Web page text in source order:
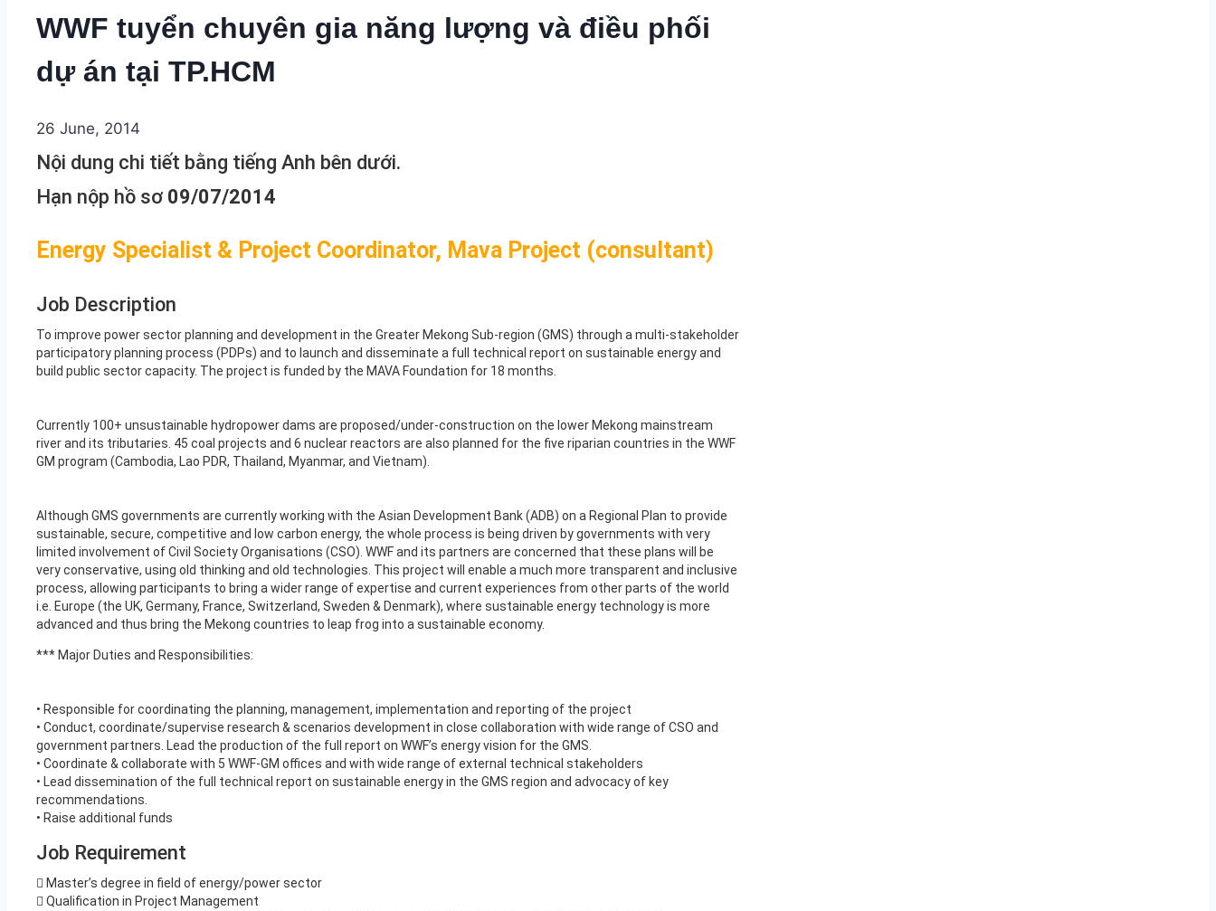
WWF tuyển chuyên gia năng lượng và điều phối
dự án tại TP.HCM
26 June, 2014
Nội dung chi tiết bằng tiếng Anh bên dưới.
Hạn nộp hồ sơ 09/07/2014
Energy Specialist & Project Coordinator, Mava Project (consultant)
Job Description
To improve power sector planning and development in the Greater Mekong Sub-region (GMS) through a multi-stakeholder
participatory planning process (PDPs) and to launch and disseminate a full technical report on sustainable energy and
build public sector capacity. The project is funded by the MAVA Foundation for 18 months.
Currently 100+ unsustainable hydropower dams are proposed/under-construction on the lower Mekong mainstream
river and its tributaries. 45 coal projects and 6 nuclear reactors are also planned for the five riparian countries in the WWF
GM program (Cambodia, Lao PDR, Thailand, Myanmar, and Vietnam).
Although GMS governments are currently working with the Asian Development Bank (ADB) on a Regional Plan to provide
sustainable, secure, competitive and low carbon energy, the whole process is being driven by governments with very
limited involvement of Civil Society Organisations (CSO). WWF and its partners are concerned that these plans will be
very conservative, using old thinking and old technologies. This project will enable a much more transparent and inclusive
process, allowing participants to bring a wider range of expertise and current experiences from other parts of the world
i.e. Europe (the UK, Germany, France, Switzerland, Sweden & Denmark), where sustainable energy technology is more
advanced and thus bring the Mekong countries to leap frog into a sustainable economy.
*** Major Duties and Responsibilities:
• Responsible for coordinating the planning, management, implementation and reporting of the project
• Conduct, coordinate/supervise research & scenarios development in close collaboration with wide range of CSO and
government partners. Lead the production of the full report on WWF’s energy vision for the GMS.
• Coordinate & collaborate with 5 WWF-GM offices and with wide range of external technical stakeholders
• Lead dissemination of the full technical report on sustainable energy in the GMS region and advocacy of key
recommendations.
• Raise additional funds
Job Requirement
 Master’s degree in field of energy/power sector
 Qualification in Project Management